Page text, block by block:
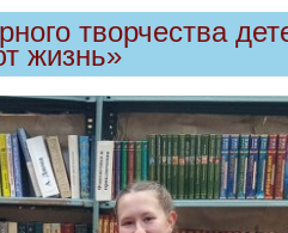
творчества
жизнь»